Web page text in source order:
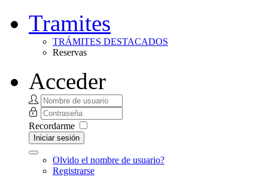
Tramites
TRÁMITES DESTACADOS
Reservas
Acceder
Recordarme
Iniciar sesión
Olvido el nombre de usuario?
Registrarse